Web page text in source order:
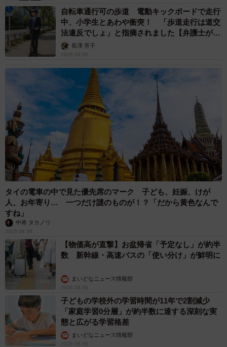
自転車通行可の歩道 電動キックボードで走行
中、小学生とあわや衝突！ 「歩道走行は道交
法違反でしょ」と指摘されました【弁護士が解
説】長澤 芳子
2026.08.06
タイの電車の中で見た優先席のマーク 子ども、妊娠、けが
人、お年寄り… 一つだけ謎のものが！？「だから黄色なんで
すね」
中将 タカノリ
2026.08.06
【物価高が直撃】お盆帰省「予定なし」が約半
数 新幹線・高速バスの「使い分け」が鮮明に
まいどなニュース情報部
2026.08.06
子どもの学校外の学習時間が11年で2割減少
「家庭学習0分層」が約半数に達する深刻な実
態と広がる学習格差
まいどなニュース情報部
2026.08.06